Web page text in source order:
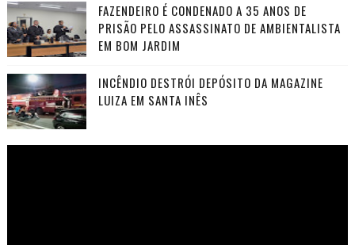
FAZENDEIRO É CONDENADO A 35 ANOS DE
PRISÃO PELO ASSASSINATO DE AMBIENTALISTA
EM BOM JARDIM
INCÊNDIO DESTRÓI DEPÓSITO DA MAGAZINE
LUIZA EM SANTA INÊS